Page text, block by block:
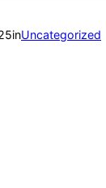
inUncategorized